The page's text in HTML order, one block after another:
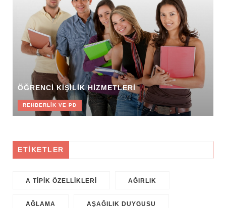
ÖĞRENCI KIŞILIK HIZMETLERI
REHBERLIK VE PD
ETİKETLER
A TIPIK ÖZELLIKLERI AĞIRLIK
AĞLAMA AŞAĞILIK DUYGUSU